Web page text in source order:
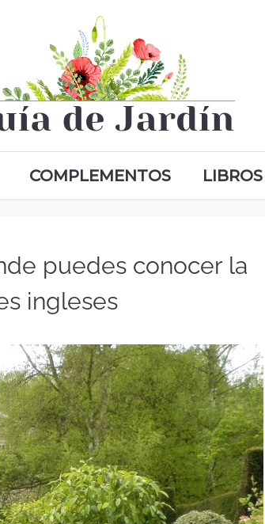
COMPLEMENTOS LIBROS
puedes conocer la
ingleses